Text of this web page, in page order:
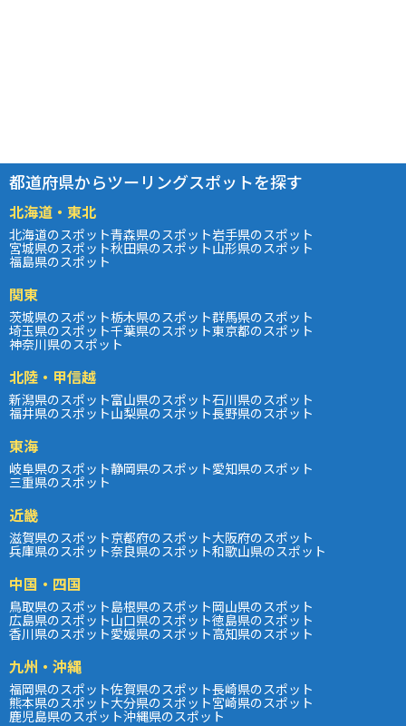
都道府県からツーリングスポットを探す
北海道・東北
北海道のスポット青森県のスポット岩手県のスポット
宮城県のスポット秋田県のスポット山形県のスポット
福島県のスポット
関東
茨城県のスポット栃木県のスポット群馬県のスポット
埼玉県のスポット千葉県のスポット東京都のスポット
神奈川県のスポット
北陸・甲信越
新潟県のスポット富山県のスポット石川県のスポット
福井県のスポット山梨県のスポット長野県のスポット
東海
岐阜県のスポット静岡県のスポット愛知県のスポット
三重県のスポット
近畿
滋賀県のスポット京都府のスポット大阪府のスポット
兵庫県のスポット奈良県のスポット和歌山県のスポット
中国・四国
鳥取県のスポット島根県のスポット岡山県のスポット
広島県のスポット山口県のスポット徳島県のスポット
香川県のスポット愛媛県のスポット高知県のスポット
九州・沖縄
福岡県のスポット佐賀県のスポット長崎県のスポット
熊本県のスポット大分県のスポット宮崎県のスポット
鹿児島県のスポット沖縄県のスポット